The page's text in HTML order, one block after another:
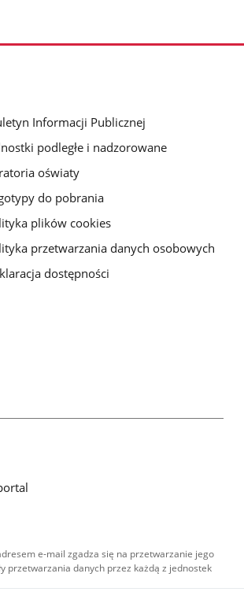
Informacji Publicznej
podległe i nadzorowane
oświaty
do pobrania
plików cookies
przetwarzania danych osobowych
dostępności
e-mail zgadza się na przetwarzanie jego
przetwarzania danych przez każdą z jednostek